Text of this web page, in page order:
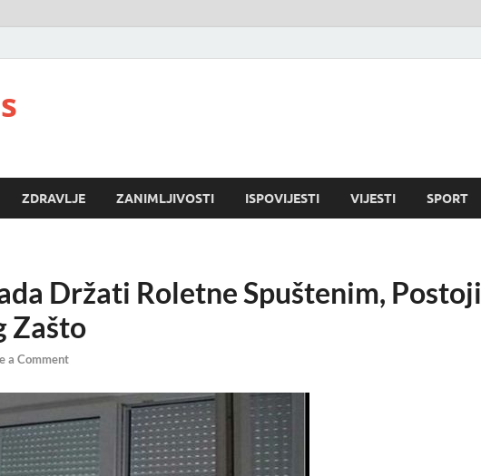
ZDRAVLJE ZANIMLJIVOSTI ISPOVIJESTI VIJESTI SPORT
Držati Roletne Spuštenim, Postoji
Zašto
a Comment